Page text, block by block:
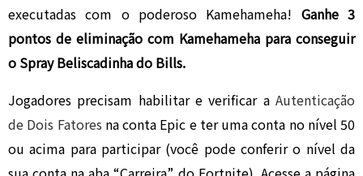
executadas com o poderoso Kamehameha! Ganhe 3
pontos de eliminação com Kamehameha para conseguir
o Spray Beliscadinha do Bills.
Jogadores precisam habilitar e verificar a Autenticação
de Dois Fatores na conta Epic e ter uma conta no nível 50
ou acima para participar (você pode conferir o nível da